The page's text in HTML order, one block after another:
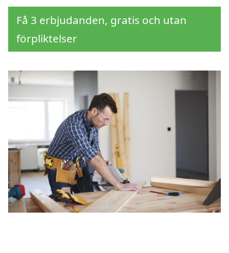
Få 3 erbjudanden, gratis och utan
förpliktelser